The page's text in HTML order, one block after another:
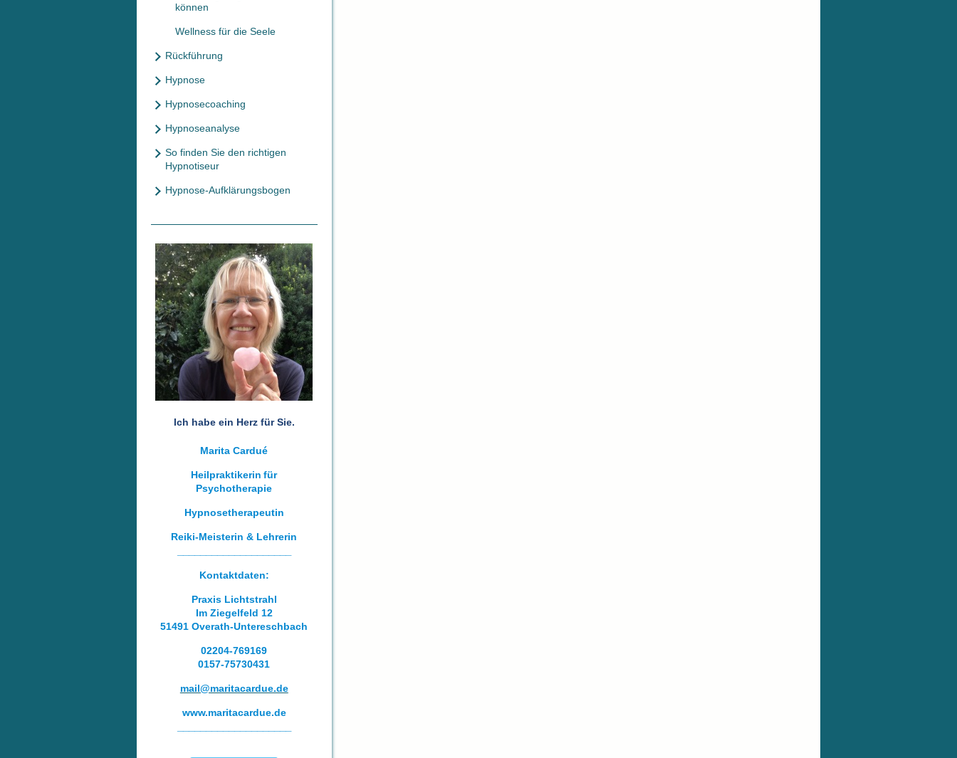
können
Wellness für die Seele
Rückführung
Hypnose
Hypnosecoaching
Hypnoseanalyse
So finden Sie den richtigen
Hypnotiseur
Hypnose-Aufklärungsbogen
Ich habe ein Herz für Sie.
Marita Cardué
Heilpraktikerin für
Psychotherapie
Hypnosetherapeutin
Reiki-Meisterin & Lehrerin
Kontaktdaten:
Praxis Lichtstrahl
Im Ziegelfeld 12
51491 Overath-Untereschbach
02204-769169
0157-75730431
mail@maritacardue.de
www.maritacardue.de